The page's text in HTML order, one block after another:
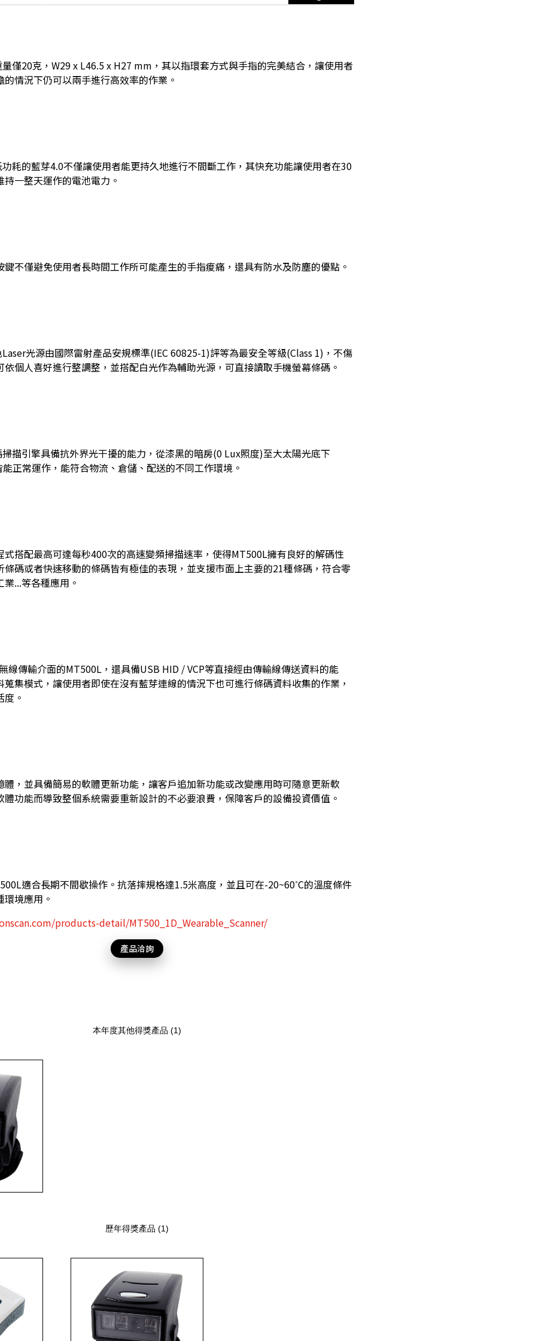
僅20克，W29 x L46.5 x H27 mm，其以指環套方式與手指的完美結合，讓使用者
情況下仍可以兩手進行高效率的作業。
耗的藍芽4.0不僅讓使用者能更持久地進行不間斷工作，其快充功能讓使用者在30
一整天運作的電池電力。
不僅避免使用者長時間工作所可能產生的手指痠痛，還具有防水及防塵的優點。
光源由國際雷射產品安規標準(IEC 60825-1)評等為最安全等級(Class 1)，不傷
個人喜好進行整調整，並搭配白光作為輔助光源，可直接讀取手機螢幕條碼。
描引擎具備抗外界光干擾的能力，從漆黑的暗房(0 Lux照度)至大太陽光底下
正常運作，能符合物流、倉儲、配送的不同工作環境。
式搭配最高可達每秒400次的高速變頻掃描速率，使得MT500L擁有良好的解碼性
條碼或者快速移動的條碼皆有極佳的表現，並支援市面上主要的21種條碼，符合零
...等各種應用。
線傳輸介面的MT500L，還具備USB HID / VCP等直接經由傳輸線傳送資料的能
集模式，讓使用者即使在沒有藍芽連線的情況下也可進行條碼資料收集的作業，
。
體，並具備簡易的軟體更新功能，讓客戶追加新功能或改變應用時可隨意更新軟
功能而導致整個系統需要重新設計的不必要浪費，保障客戶的設備投資價值。
適合長期不間歇操作。抗落摔規格達1.5米高度，並且可在-20~60˚C的溫度條件
境應用。
products-detail/MT500_1D_Wearable_Scanner/
產品洽詢
本年度其他得獎產品 (1)
歷年得獎產品 (1)